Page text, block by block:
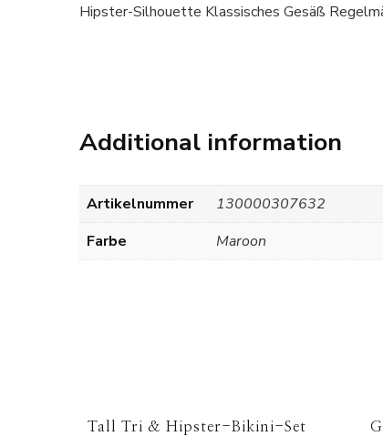
Hipster-Silhouette Klassisches Gesäß
Additional information
Artikelnummer
130000307632
Farbe
Maroon
Tall Tri & Hipster-Bikini-Set